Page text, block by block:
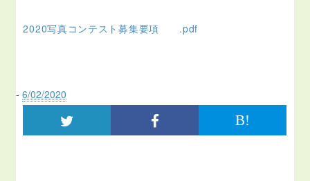
2020写真コンテスト募集要項 .pdf
-6/02/2020
B!